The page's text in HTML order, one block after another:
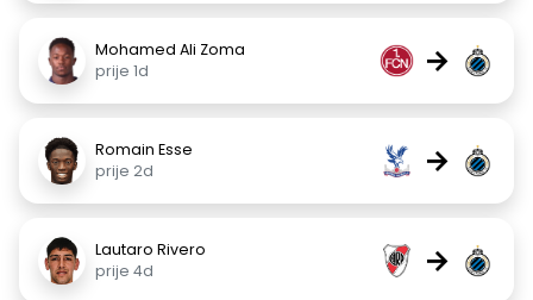
Mohamed Ali Zoma
prije 1d
→
Romain Esse
prije 2d
→
Lautaro Rivero
prije 4d
→